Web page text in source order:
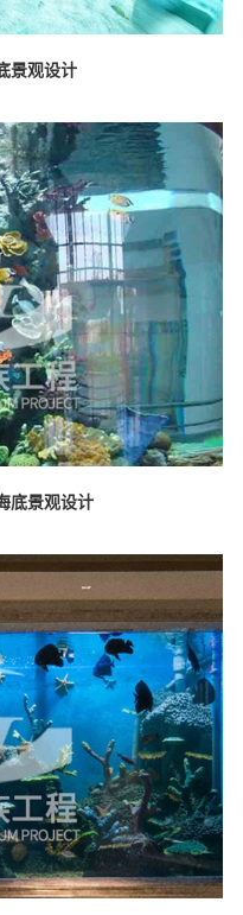
景观设计
底景观设计